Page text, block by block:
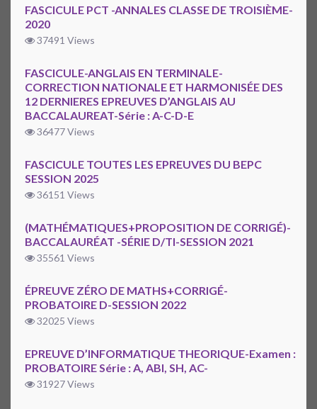
FASCICULE PCT -ANNALES CLASSE DE TROISIÈME-
2020
37491 Views
FASCICULE-ANGLAIS EN TERMINALE-
CORRECTION NATIONALE ET HARMONISÉE DES
12 DERNIERES EPREUVES D’ANGLAIS AU
BACCALAUREAT-Série : A-C-D-E
36477 Views
FASCICULE TOUTES LES EPREUVES DU BEPC
SESSION 2025
36151 Views
(MATHÉMATIQUES+PROPOSITION DE CORRIGÉ)-
BACCALAURÉAT -SÉRIE D/TI-SESSION 2021
35561 Views
ÉPREUVE ZÉRO DE MATHS+CORRIGÉ-
PROBATOIRE D-SESSION 2022
32025 Views
EPREUVE D’INFORMATIQUE THEORIQUE-Examen :
PROBATOIRE Série : A, ABI, SH, AC-
31927 Views